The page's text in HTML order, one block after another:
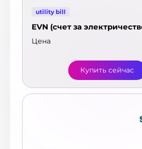
utility bill
EVN (счет за
Цена
Купить сейчас